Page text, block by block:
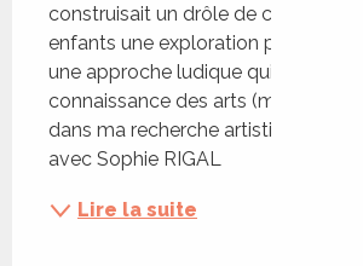
construisait un drôle de corps? Je
enfants une exploration poétique
une approche ludique qui puise
connaissance des arts (martiaux)
dans ma recherche artistique.
avec Sophie RIGAL
Lire la suite